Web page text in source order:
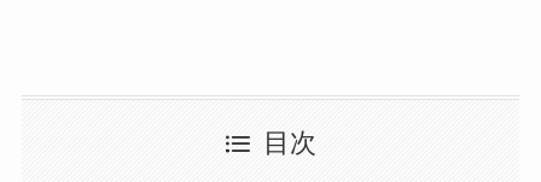
目次